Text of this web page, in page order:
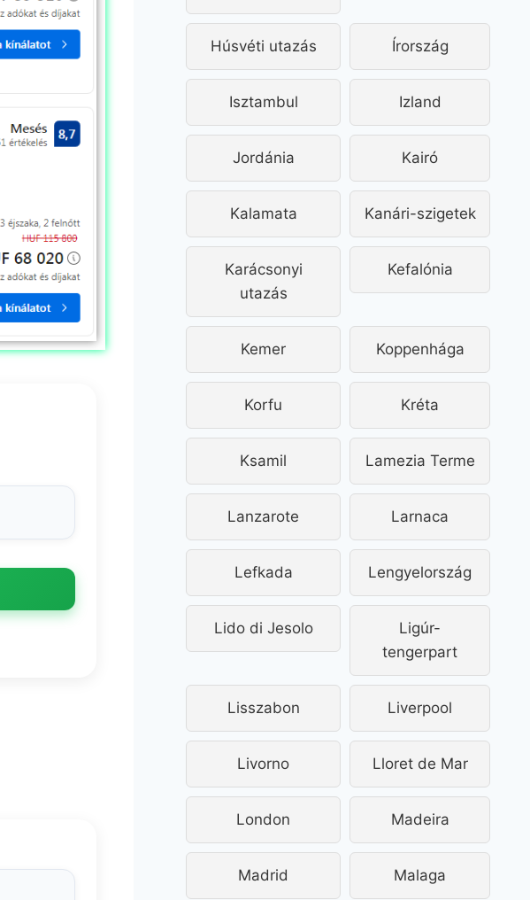
Húsvéti utazás Írország
Isztambul Izland
Jordánia Kairó
Kalamata Kanári-szigetek
Karácsonyi
utazás
Kefalónia
Kemer Koppenhága
Korfu Kréta
Ksamil Lamezia Terme
Lanzarote Larnaca
Lefkada Lengyelország
Lido di Jesolo
Ligúr-
tengerpart
Lisszabon Liverpool
Livorno Lloret de Mar
London Madeira
Madrid Malaga